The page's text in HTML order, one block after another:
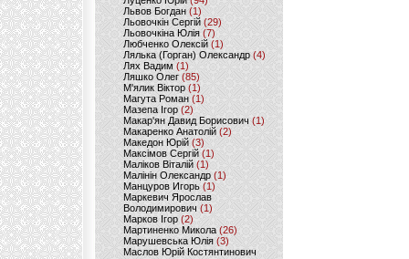
Львов Богдан (1)
Льовочкін Сергій (29)
Льовочкіна Юлія(7)
Любченко Олексій(1)
Лялька (Горган) Олександр(4)
Лях Вадим (1)
Ляшко Олег (85)
М'ялик Віктор(1)
Магута Роман(1)
Мазепа Ігор (2)
Макар'ян Давид Борисович(1)
Макаренко Анатолій (2)
Македон Юрій(3)
Максімов Сергій (1)
Маліков Віталій (1)
Малінін Олександр (1)
Манцуров Игорь (1)
Маркевич Ярослав
Володимирович (1)
Марков Ігор (2)
Мартиненко Микола (26)
Марушевська Юлія (3)
Маслов Юрій Костянтинович